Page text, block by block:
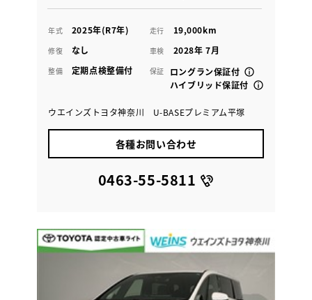
年式 2025年(R7年) 走行 19,000km
修復 なし 車検 2028年 7月
整備 定期点検整備付 保証
ロングラン保証付
ハイブリッド保証付
ウエインズトヨタ神奈川 U-BASEプレミアム平塚
各種お問い合わせ
0463-55-5811